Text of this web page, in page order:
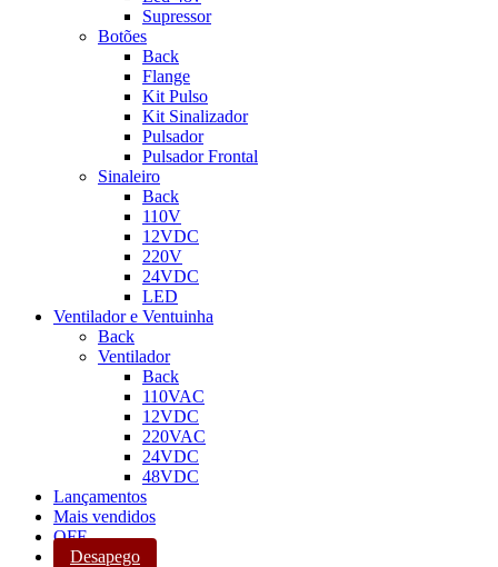
Supressor
Botões
Back
Flange
Kit Pulso
Kit Sinalizador
Pulsador
Pulsador Frontal
Sinaleiro
Back
110V
12VDC
220V
24VDC
LED
Ventilador e Ventuinha
Back
Ventilador
Back
110VAC
12VDC
220VAC
24VDC
48VDC
Lançamentos
Mais vendidos
OFF
Desapego